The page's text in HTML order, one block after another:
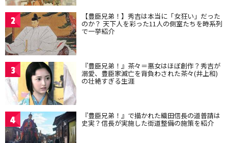
2 【豊臣兄弟！】秀吉は本当に「女狂い」だった
のか？ 天下人を彩った11人の側室たちを時系列
で一挙紹介
3 『豊臣兄弟！』茶々＝悪女はほぼ創作？秀吉が
溺愛、豊臣家滅亡を背負わされた茶々(井上和)
の壮絶すぎる生涯
4 『豊臣兄弟！』で描かれた織田信長の道普請は
史実？信長が実施した街道整備の施策を紹介